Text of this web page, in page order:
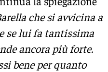
che si avvicina a
se lui fa tantissima
ancora più forte.
bene per quanto